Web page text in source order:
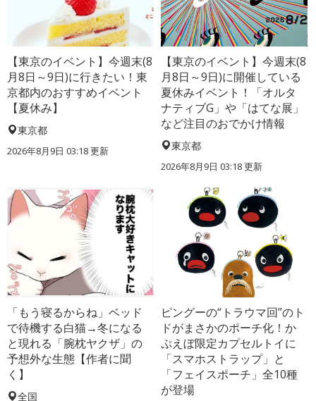
【東京のイベント】今週末(8
月8日～9日)に行きたい！東
京都内のおすすめイベント
【夏休み】
東京都
2026年8月9日 03:18更新
【東京のイベント】今週末(8
月8日～9日)に開催している
夏休みイベント！「オルタ
ナティブG」や「はてな展」
など注目のおでかけ情報
東京都
2026年8月9日 03:18更新
「もう寝るからね」ベッド
で待機する白猫→冬になる
と現れる「腕枕ヤクザ」の
予想外な生態【作者に聞
く】
全国
ピングーの“トラウマ回”のト
ドがまさかのポーチ化！か
ぷえぼ限定カプセルトイに
「スマホストラップ」と
「フェイスポーチ」全10種
が登場